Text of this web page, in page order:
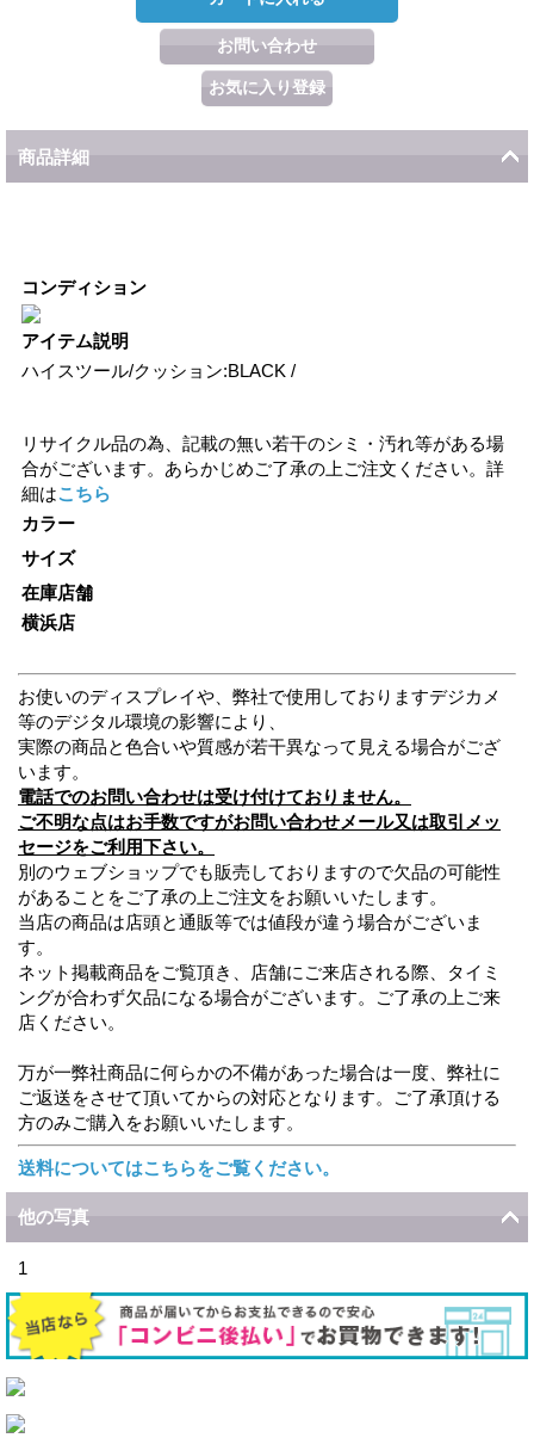
商品詳細
コンディション
アイテム説明
ハイスツール/クッション:BLACK /
リサイクル品の為、記載の無い若干のシミ・汚れ等がある場
合がございます。あらかじめご了承の上ご注文ください。詳
細はこちら
カラー
サイズ
在庫店舗
横浜店
お使いのディスプレイや、弊社で使用しておりますデジカメ
等のデジタル環境の影響により、
実際の商品と色合いや質感が若干異なって見える場合がござ
います。
電話でのお問い合わせは受け付けておりません。
ご不明な点はお手数ですがお問い合わせメール又は取引メッ
セージをご利用下さい。
別のウェブショップでも販売しておりますので欠品の可能性
があることをご了承の上ご注文をお願いいたします。
当店の商品は店頭と通販等では値段が違う場合がございま
す。
ネット掲載商品をご覧頂き、店舗にご来店される際、タイミ
ングが合わず欠品になる場合がございます。ご了承の上ご来
店ください。
万が一弊社商品に何らかの不備があった場合は一度、弊社に
ご返送をさせて頂いてからの対応となります。ご了承頂ける
方のみご購入をお願いいたします。
送料についてはこちらをご覧ください。
他の写真
1